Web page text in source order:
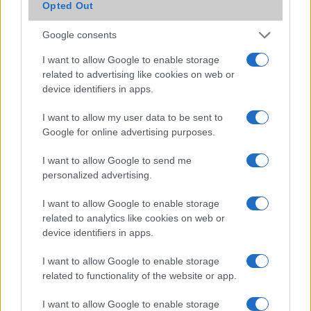
Opted Out
Google consents
I want to allow Google to enable storage
related to advertising like cookies on web or
device identifiers in apps.
I want to allow my user data to be sent to
Google for online advertising purposes.
I want to allow Google to send me
personalized advertising.
I want to allow Google to enable storage
related to analytics like cookies on web or
device identifiers in apps.
I want to allow Google to enable storage
related to functionality of the website or app.
I want to allow Google to enable storage
Augusztustól kapható a Xiaomi Mi A2
Fotón a Xiaomi Mi A2
Xiaomi Mi A2: ezért imádjuk
Videón a Huawei P30 Pro
További hírek
LEGOLVASOTTABBAK
Számos népszerű Samsung Galaxy készülék kimarad a One
UI 9 frissítésből – itt a lista az érintett modellekről
Apple az új csúcsmobilokról
Az Android rejtett automatizmusai: hat funkció, amely
észrevétlenül könnyíti meg a mindennapokat